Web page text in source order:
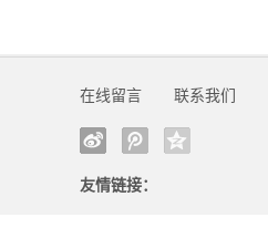
在线留言 联系我们
友情链接：